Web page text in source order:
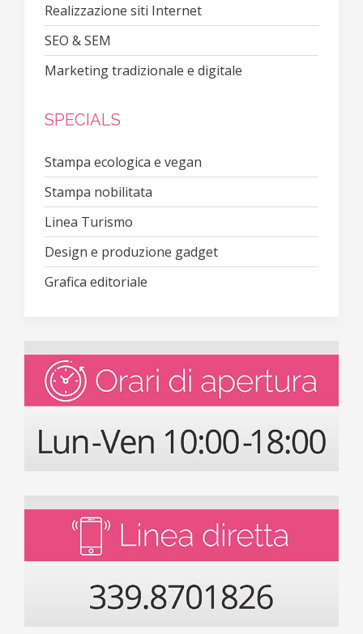
Realizzazione siti Internet
SEO & SEM
Marketing tradizionale e digitale
SPECIALS
Stampa ecologica e vegan
Stampa nobilitata
Linea Turismo
Design e produzione gadget
Grafica editoriale